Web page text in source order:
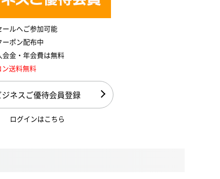
ールへご参加可能
ポン配布中
会金・年会費は無料
ン送料無料
ジネスご優待会員登録
ログインはこちら